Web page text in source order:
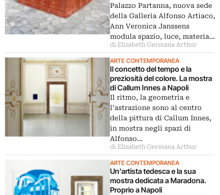
Palazzo Partanna, nuova sede
della Galleria Alfonso Artiaco,
Ann Veronica Janssens
modula spazio, luce, materia…
di Elizabeth Germana Arthur
ARTE CONTEMPORANEA
Il concetto del tempo e la
preziosità del colore. La mostra
di Callum Innes a Napoli
Il ritmo, la geometria e
l’astrazione sono al centro
della pittura di Callum Innes,
in mostra negli spazi di
Alfonso…
di Elizabeth Germana Arthur
ARTE CONTEMPORANEA
Un’artista tedesca e la sua
mostra dedicata a Maradona.
Proprio a Napoli